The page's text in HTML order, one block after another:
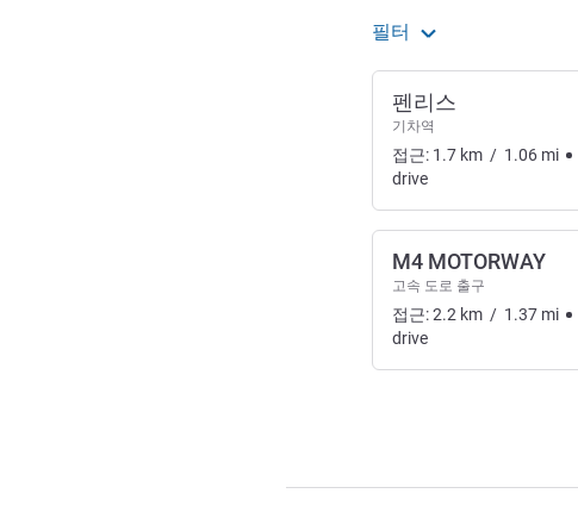
필터
펜리스
기차역
접근: 1.7 km / 1.06 mi
drive
M4 MOTORWAY
고속 도로 출구
접근:2.2 km / 1.37 mi
drive